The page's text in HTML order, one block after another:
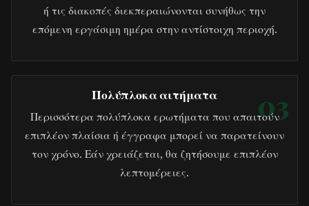
ή τις διακοπές διεκπεραιώνονται συνήθως την
επόμενη εργάσιμη ημέρα στην αντίστοιχη περιοχή.
03
Πολύπλοκα αιτήματα
Περισσότερα πολύπλοκα ερωτήματα που απαιτούν
επιπλέον πλαίσια ή έγγραφα μπορεί να παρατείνουν
τον χρόνο. Εάν χρειάζεται, θα ζητήσουμε επιπλέον
λεπτομέρειες.